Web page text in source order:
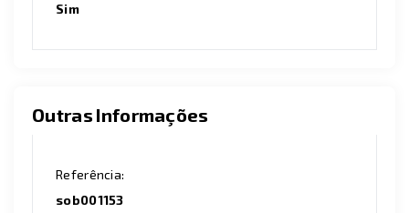
Sim
Outras Informações
Referência:
sob001153